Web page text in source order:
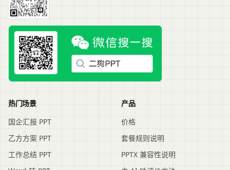
热门场景
国企汇报 PPT
乙方方案 PPT
工作总结 PPT
产品
价格
套餐规则说明
PPTX 兼容性说明